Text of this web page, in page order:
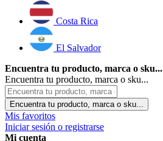
Costa Rica
El Salvador
Encuentra tu producto, marca o sku...
Encuentra tu producto, marca o sku...
Encuentra tu producto, marca o sku...
Mis favoritos
Iniciar sesión o registrarse
Mi cuenta